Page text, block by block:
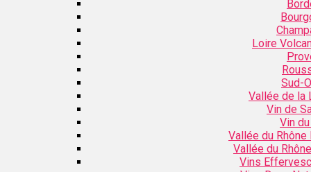
Loire
Sud-
Vallée de la
Vin de
Vin
Vallée du Rhône
Vallée du
Vins